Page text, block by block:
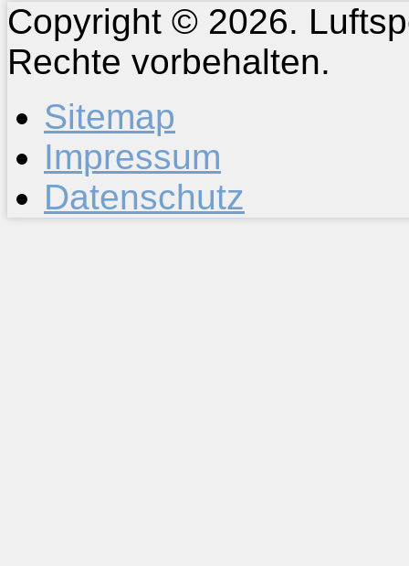
Copyright © 2026.
Rechte vorbehalten.
Sitemap
Impressum
Datenschutz